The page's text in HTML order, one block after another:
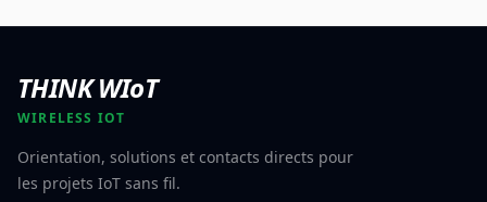
THINK WIoT
WIRELESS IOT
Orientation, solutions et contacts directs pour
les projets IoT sans fil.